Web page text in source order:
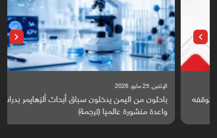
باحثون من اليمن يدخلون سباق أبحاث ألزهايمر بدراسة
واعدة منشورة عالميا (ترجمة)